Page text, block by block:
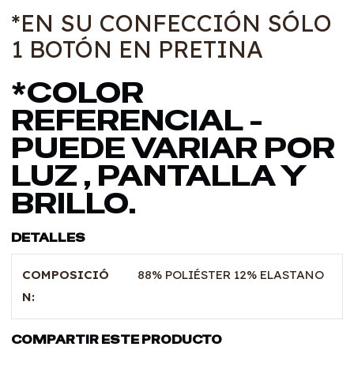
*EN SU CONFECCIÓN SÓLO
1 BOTÓN EN PRETINA
*COLOR
REFERENCIAL -
PUEDE VARIAR POR
LUZ , PANTALLA Y
BRILLO.
DETALLES
COMPOSICIÓ
N:
88% POLIÉSTER 12% ELASTANO
COMPARTIR ESTE PRODUCTO